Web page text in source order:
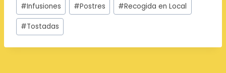
la
entrada:
#Infusiones #Postres #Recogida en Local
#Tostadas